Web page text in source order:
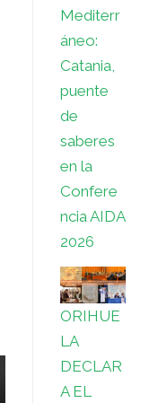
Mediterr
áneo:
Catania,
puente
de
saberes
en la
Confere
ncia AIDA
2026
ORIHUE
LA
DECLAR
A EL